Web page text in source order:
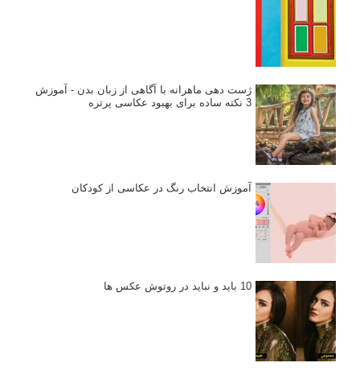
ژست دهی ماهرانه با آگاهی از زبان بدن - آموزش
3 نکته ساده برای بهبود عکاسی پرتره
آموزش انتخاب رنگ در عکاسی از کودکان
10 باید و نباید در روتوش عکس ها